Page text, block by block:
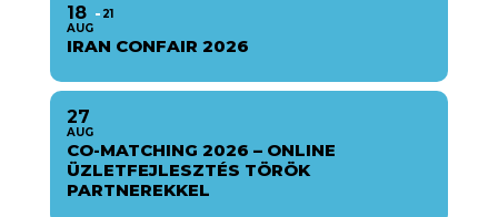
18
AUG
21
IRAN CONFAIR 2026
27
AUG
CO-MATCHING 2026 – ONLINE
ÜZLETFEJLESZTÉS TÖRÖK
PARTNEREKKEL